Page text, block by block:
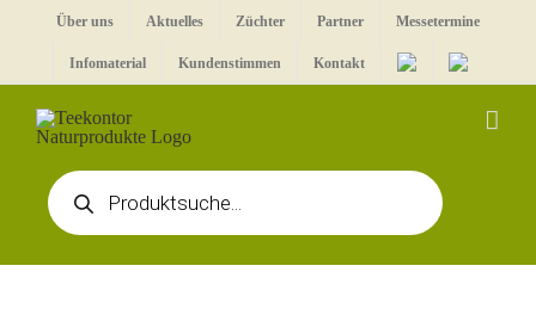
Über uns Aktuelles Züchter Partner Messetermine
Infomaterial Kundenstimmen Kontakt
Products
search